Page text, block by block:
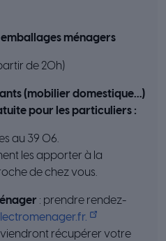
ménagers
de 20h)
(mobilier domestique…)
pour les particuliers :
au 39 06.
les apporter à la
de chez vous.
: prendre rendez-
viendront récupérer votre